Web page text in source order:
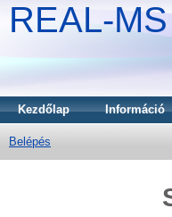
REAL-MS
Kezdőlap Információ
Belépés